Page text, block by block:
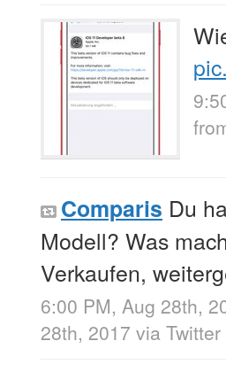
Comparis Du
Modell? Was
Verkaufen,
6:00 PM, Aug 28th,
28th, 2017 via